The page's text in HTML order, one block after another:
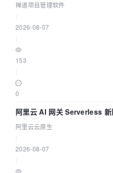
禅道项目管理软件
2026-08-07
153
0
阿里云 AI 网关 Serverless
拓扑可视化构建 AI 流量治理底
阿里云云原生
2026-08-07